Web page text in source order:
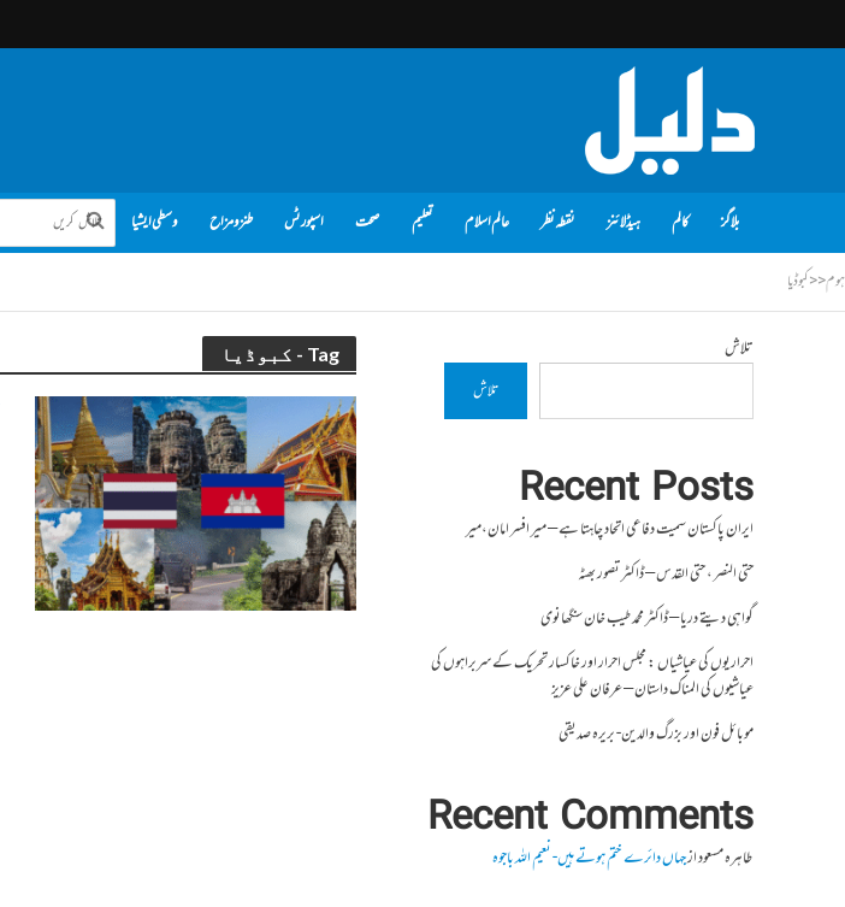
بلاگز کالم ہیڈلائنز نقطہ نظر عالم اسلام تعلیم صحت اسپورٹس طنز و مزاح وسطی ایشیا
ہوم<<کبوڈیا
Tag - کبوڈیا تلاش
تلاش
Recent Posts
ایران پاکستان سمیت دفاعی اتحاد چاہتا ہے – میر افسر امان،میر
حتی النصر ، حتی القدس – ڈاکٹر تصور بھٹہ
گواہی دیتے دریا – ڈاکٹر محمد طیب خان سنگھانوی
احراریوں کی عیاشیاں : مجلس احرار اور خاکسار تحریک کے سربراہوں کی
عیاشیوں کی المناک داستان – عرفان علی عزیز
موبائل فون اور بزرگ والدین- بریرہ صدیقی
Recent Comments
طاہرہ مسعودازجہاں دائرے ختم ہوتے ہیں- نعیم اللہ باجوہ